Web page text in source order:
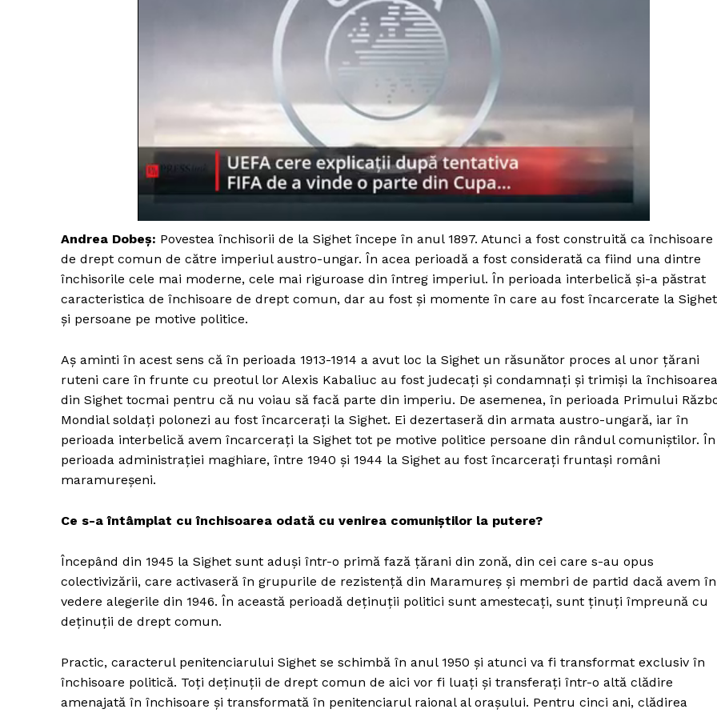
Andrea Dobeș: Povestea închisorii de la Sighet începe în anul 1897. Atunci a fost construită ca închisoare
de drept comun de către imperiul austro-ungar. În acea perioadă a fost considerată ca fiind una dintre
închisorile cele mai moderne, cele mai riguroase din întreg imperiul. În perioada interbelică și-a păstrat
caracteristica de închisoare de drept comun, dar au fost și momente în care au fost încarcerate la Sighet
și persoane pe motive politice.
Aș aminti în acest sens că în perioada 1913-1914 a avut loc la Sighet un răsunător proces al unor țărani
ruteni care în frunte cu preotul lor Alexis Kabaliuc au fost judecați și condamnați și trimiși la închisoarea
din Sighet tocmai pentru că nu voiau să facă parte din imperiu. De asemenea, în perioada Primului
Mondial soldați polonezi au fost încarcerați la Sighet. Ei dezertaseră din armata austro-ungară, iar în
perioada interbelică avem încarcerați la Sighet tot pe motive politice persoane din rândul comuniștilor. În
perioada administrației maghiare, între 1940 și 1944 la Sighet au fost încarcerați fruntași români
maramureșeni.
Ce s-a întâmplat cu închisoarea odată cu venirea comuniștilor la putere?
Începând din 1945 la Sighet sunt aduși într-o primă fază țărani din zonă, din cei care s-au opus
colectivizării, care activaseră în grupurile de rezistență din Maramureș și membri de partid dacă avem în
vedere alegerile din 1946. În această perioadă deținuții politici sunt amestecați, sunt ținuți împreună cu
deținuții de drept comun.
Practic, caracterul penitenciarului Sighet se schimbă în anul 1950 și atunci va fi transformat exclusiv în
închisoare politică. Toți deținuții de drept comun de aici vor fi luați și transferați într-o altă clădire
amenajată în închisoare și transformată în penitenciarul raional al orașului. Pentru cinci ani, clădirea